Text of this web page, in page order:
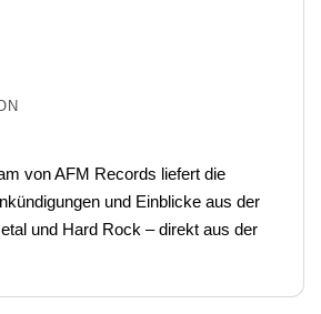
von AFM Records liefert die
und Einblicke aus der
und Hard Rock – direkt aus der